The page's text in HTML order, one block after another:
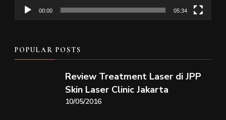
00:00 05:34
POPULAR POSTS
Review Treatment Laser di JPP
Skin Laser Clinic Jakarta
10/05/2016